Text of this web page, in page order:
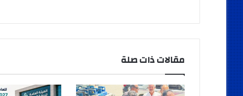
مقالات ذات صلة